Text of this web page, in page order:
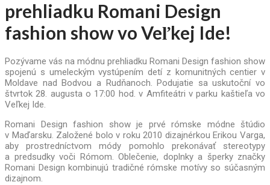
prehliadku Romani Design
fashion show vo Veľkej Ide!
Pozývame vás na módnu prehliadku Romani Design fashion show
spojenú s umeleckým vystúpením detí z komunitných centier v
Moldave nad Bodvou a Rudňanoch. Podujatie sa uskutoční vo
štvrtok 28. augusta o 17:00 hod. v Amfiteátri v parku kaštieľa vo
Veľkej Ide.
Romani Design fashion show je prvé rómske módne štúdio
v Maďarsku. Založené bolo v roku 2010 dizajnérkou Erikou Varga,
aby prostredníctvom módy pomohlo prekonávať stereotypy
a predsudky voči Rómom. Oblečenie, doplnky a šperky značky
Romani Design kombinujú tradičné rómske motívy so súčasným
dizajnom.